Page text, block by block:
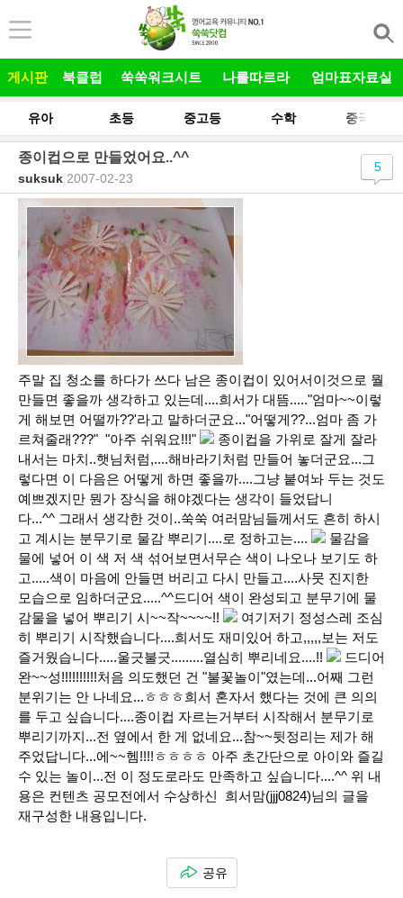
게시판 북클럽 쑥쑥워크시트 나를따르라 엄마표자료실
유아 초등 중고등 수학 중국어
종이컵으로 만들었어요..^^
suksuk 2007-02-23
5
주말 집 청소를 하다가 쓰다 남은 종이컵이 있어서이것으로 뭘
만들면 좋을까 생각하고 있는데....희서가 대뜸....."엄마~~이렇
게 해보면 어떨까??'라고 말하더군요..."어떻게??...엄마 좀 가
르쳐줄래???" "아주 쉬워요!!!"
종이컵을 가위로 잘게 잘라
내서는 마치..햇님처럼,....해바라기처럼 만들어 놓더군요...그
렇다면 이 다음은 어떻게 하면 좋을까....그냥 붙여놔 두는 것도
예쁘겠지만 뭔가 장식을 해야겠다는 생각이 들었답니
다...^^ 그래서 생각한 것이..쑥쑥 여러맘님들께서도 흔히 하시
고 계시는 분무기로 물감 뿌리기....로 정하고는....
물감을
물에 넣어 이 색 저 색 섞어보면서무슨 색이 나오나 보기도 하
고.....색이 마음에 안들면 버리고 다시 만들고....사뭇 진지한
모습으로 임하더군요.....^^드디어 색이 완성되고 분무기에 물
감물을 넣어 뿌리기 시~~작~~~~!!
여기저기 정성스레 조심
히 뿌리기 시작했습니다....희서도 재미있어 하고,,,,,보는 저도
즐거웠습니다.....울긋불긋.........열심히 뿌리네요....!!
드디어
완~~성!!!!!!!!!!처음 의도했던 건 "불꽃놀이"였는데...어째 그런
분위기는 안 나네요...ㅎㅎㅎ희서 혼자서 했다는 것에 큰 의의
를 두고 싶습니다....종이컵 자르는거부터 시작해서 분무기로
뿌리기까지...전 옆에서 한 게 없네요...참~~뒷정리는 제가 해
주었답니다...에~~헴!!!!ㅎㅎㅎㅎ 아주 초간단으로 아이와 즐길
수 있는 놀이...전 이 정도로라도 만족하고 싶습니다....^^ 위 내
용은 컨텐츠 공모전에서 수상하신 희서맘(jjj0824)님의 글을
재구성한 내용입니다.
공유